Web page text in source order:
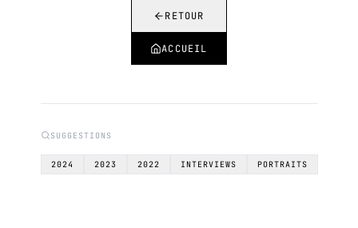
RETOUR
ACCUEIL
SUGGESTIONS
2024 2023 2022 INTERVIEWS PORTRAITS